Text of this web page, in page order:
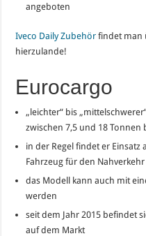
angeboten
Iveco Daily Zubehör findet man
hierzulande!
Eurocargo
„leichter“ bis
zwischen 7,5 und 18 Tonnen
in der Regel findet er Einsatz
Fahrzeug für den Nahverkehr
das Modell kann auch mit
werden
seit dem Jahr 2015 befindet
auf dem Markt